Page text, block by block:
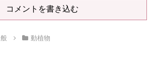
コメントを書き込む
動植物